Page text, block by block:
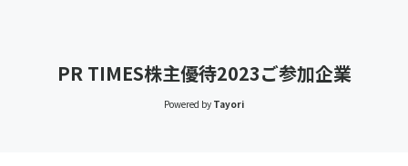
PR TIMES株主優待2023ご参加企業
Powered by Tayori